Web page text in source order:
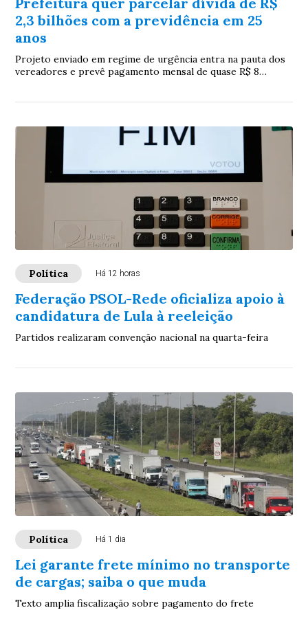
2,3 bilhões com a previdência em 25
anos
Projeto enviado em regime de urgência entra na pauta dos
vereadores e prevê pagamento mensal de quase R$ 8
Política Há 12 horas
Federação PSOL-Rede oficializa apoio à
candidatura de Lula à reeleição
Partidos realizaram convenção nacional na quarta-feira
Política Há 1 dia
Lei garante frete mínimo no transporte
de cargas; saiba o que muda
Texto amplia fiscalização sobre pagamento do frete